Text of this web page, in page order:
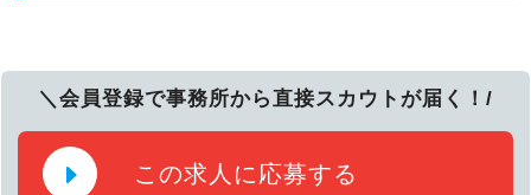
＼会員登録で事務所から直接スカウトが届く！/
この求人に応募する